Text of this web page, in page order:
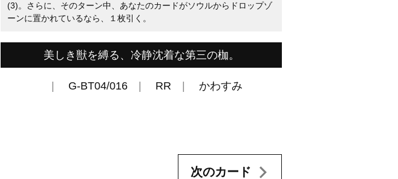
(3)。さらに、そのターン中、あなたのカードがソウルからドロップゾ
ーンに置かれているなら、１枚引く。
美しき獣を縛る、冷静沈着な第三の枷。
G-BT04/016 RR かわすみ
次のカード